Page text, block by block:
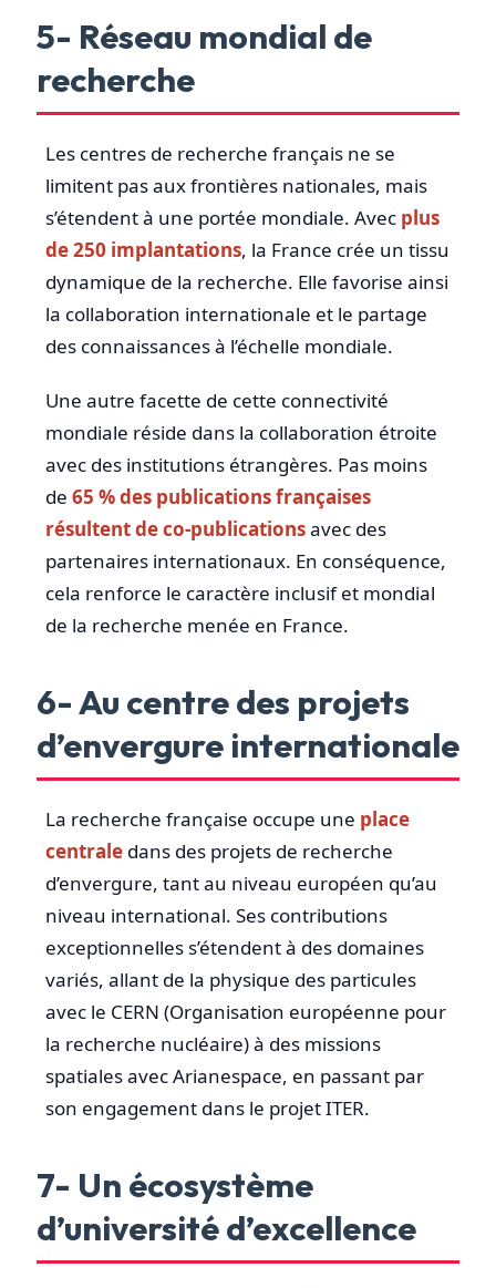
5- Réseau mondial de
recherche
Les centres de recherche français ne se
limitent pas aux frontières nationales, mais
s’étendent à une portée mondiale. Avec plus
de 250 implantations, la France crée un tissu
dynamique de la recherche. Elle favorise ainsi
la collaboration internationale et le partage
des connaissances à l’échelle mondiale.
Une autre facette de cette connectivité
mondiale réside dans la collaboration étroite
avec des institutions étrangères. Pas moins
de 65 % des publications françaises
résultent de co-publicationsavec des
partenaires internationaux. En conséquence,
cela renforce le caractère inclusif et mondial
de la recherche menée en France.
6- Au centre des projets
d’envergure internationale
La recherche française occupe une place
centrale dans des projets de recherche
d’envergure, tant au niveau européen qu’au
niveau international. Ses contributions
exceptionnelles s’étendent à des domaines
variés, allant de la physique des particules
avec le CERN (Organisation européenne pour
la recherche nucléaire) à des missions
spatiales avec Arianespace, en passant par
son engagement dans le projet ITER.
7- Un écosystème
d’université d’excellence